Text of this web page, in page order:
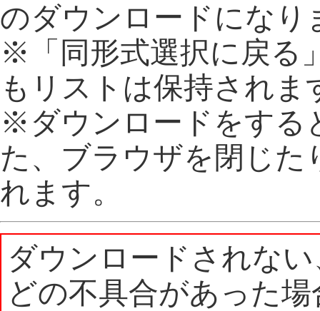
のダウンロードになり
※「同形式選択に戻る
もリストは保持されま
※ダウンロードをする
た、ブラウザを閉じた
れます。
ダウンロードされな
どの不具合があった